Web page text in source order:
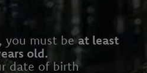
you must be at least
old.
date of birth